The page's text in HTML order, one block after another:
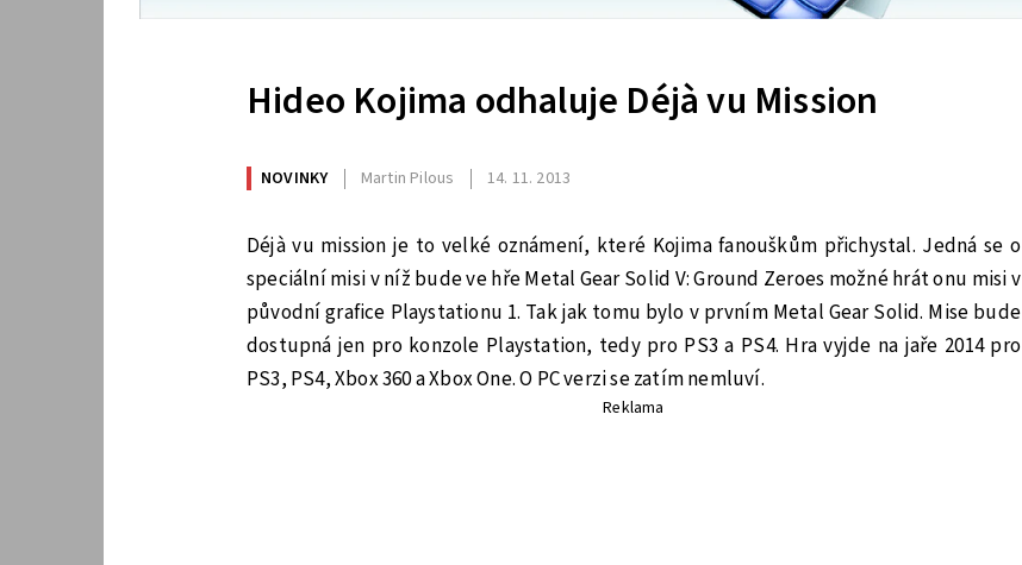
Hideo Kojima odhaluje Déjà vu Mission
NOVINKY Martin Pilous 14. 11. 2013
Déjà vu mission je to velké oznámení, které Kojima fanouškům přichystal. Jedná se o
speciální misi v níž bude ve hře Metal Gear Solid V: Ground Zeroes možné hrát onu misi v
původní grafice Playstationu 1. Tak jak tomu bylo v prvním Metal Gear Solid. Mise bude
dostupná jen pro konzole Playstation, tedy pro PS3 a PS4. Hra vyjde na jaře 2014 pro
PS3, PS4, Xbox 360 a Xbox One. O PC verzi se zatím nemluví.
Reklama